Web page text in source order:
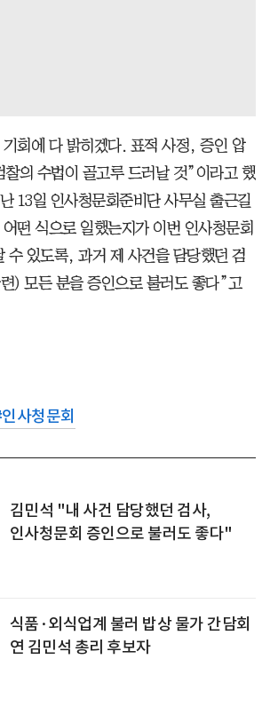
회에 다 밝히겠다. 표적 사정, 증인 압
의 수법이 골고루 드러날 것”이라고 했
13일 인사청문회준비단 사무실 출근길
떤 식으로 일했는지가 이번 인사청문회
수 있도록, 과거 제 사건을 담당했던 검
) 모든 분을 증인으로 불러도 좋다”고
인사청문회
김민석 "내 사건 담당했던 검사,
인사청문회 증인으로 불러도 좋다"
식품·외식업계 불러 밥상 물가 간담회
연 김민석 총리 후보자